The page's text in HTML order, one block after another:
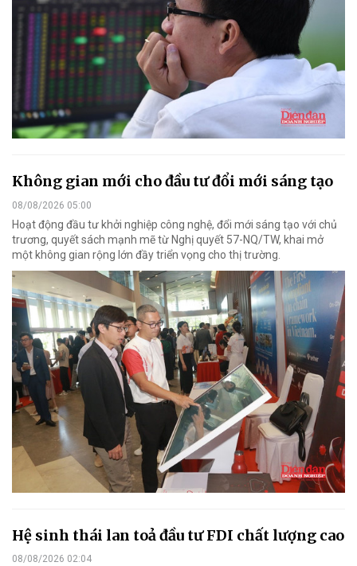
Không gian mới cho đầu tư đổi mới sáng tạo
08/08/2026 05:00
Hoạt động đầu tư khởi nghiệp công nghệ, đổi mới sáng tạo với chủ
trương, quyết sách mạnh mẽ từ Nghị quyết 57-NQ/TW, khai mở
một không gian rộng lớn đầy triển vọng cho thị trường.
Hệ sinh thái lan toả đầu tư FDI chất lượng cao
08/08/2026 02:04